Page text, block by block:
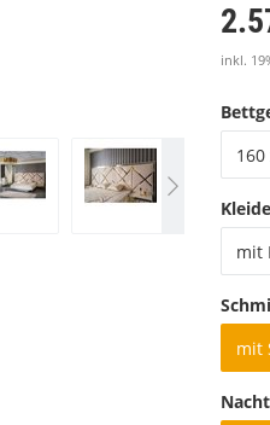
inkl.
160
mit
mit